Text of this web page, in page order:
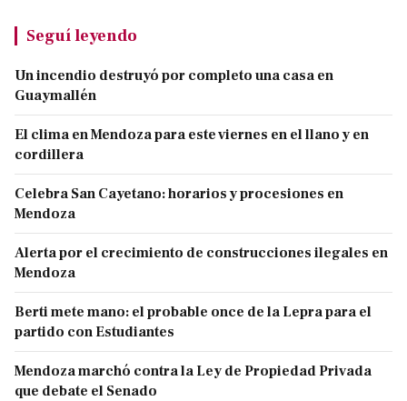
Seguí leyendo
Un incendio destruyó por completo una casa en
Guaymallén
El clima en Mendoza para este viernes en el llano y en
cordillera
Celebra San Cayetano: horarios y procesiones en
Mendoza
Alerta por el crecimiento de construcciones ilegales en
Mendoza
Berti mete mano: el probable once de la Lepra para el
partido con Estudiantes
Mendoza marchó contra la Ley de Propiedad Privada
que debate el Senado